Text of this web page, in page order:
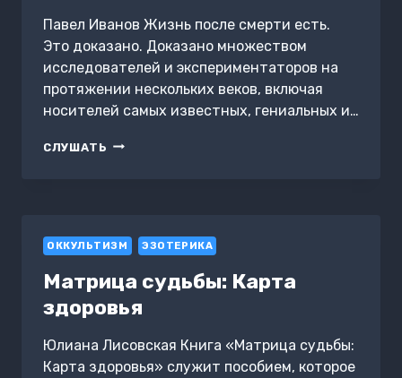
Павел Иванов Жизнь после смерти есть.
Это доказано. Доказано множеством
исследователей и экспериментаторов на
протяжении нескольких веков, включая
носителей самых известных, гениальных и…
СЛУШАТЬ ЖИЗНЬ
ДОКАЗАНО
ОККУЛЬТИЗМ ЭЗОТЕРИКА
Матрица судьбы: Карта
здоровья
Юлиана Лисовская Книга «Матрица судьбы:
Карта здоровья» служит пособием, которое